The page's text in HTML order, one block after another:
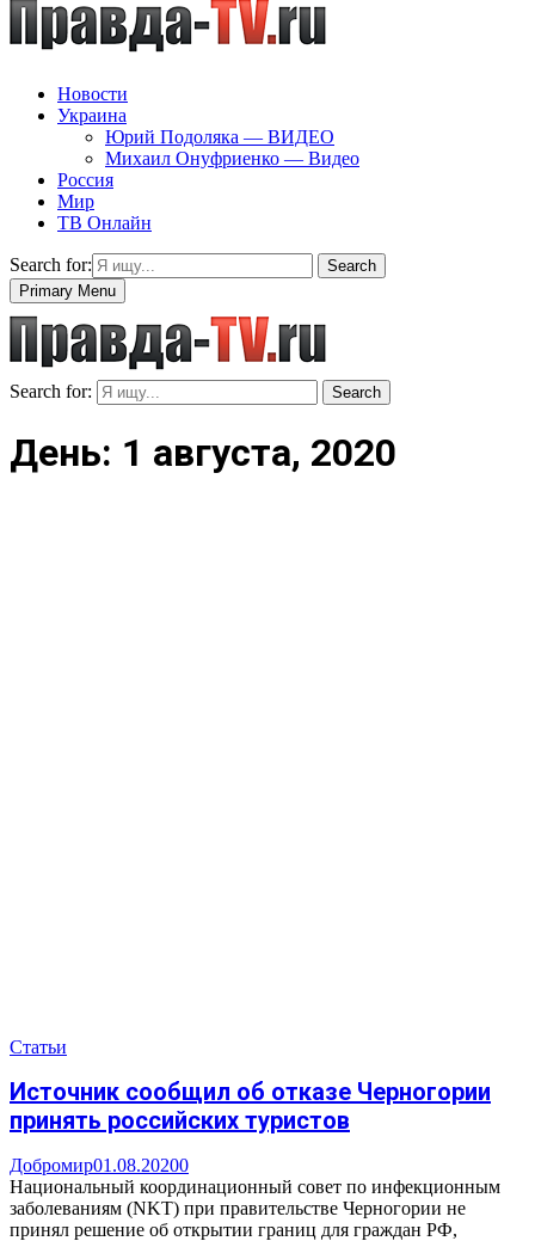
Новости
Украина
Юрий Подоляка — ВИДЕО
Михаил Онуфриенко — Видео
Россия
Мир
ТВ Онлайн
Search for:
Search
Primary Menu
Search for: Search
День: 1 августа, 2020
Статьи
Источник сообщил об отказе Черногории
принять российских туристов
Добромир01.08.20200
Национальный координационный совет по инфекционным
заболеваниям (NKT) при правительстве Черногории не
принял решение об открытии границ для граждан РФ,